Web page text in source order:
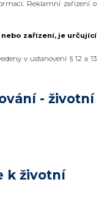
Reklamní zařízení o
zařízení, je určující
v ustanovení § 12 a 13
- životní
k životní